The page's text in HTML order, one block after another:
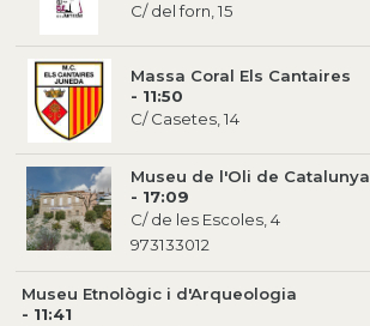
C/ del forn, 15
Massa Coral Els Cantaires
- 11:50
C/ Casetes, 14
Museu de l'Oli de Catalunya
- 17:09
C/ de les Escoles, 4
973133012
Museu Etnològic i d'Arqueologia
- 11:41